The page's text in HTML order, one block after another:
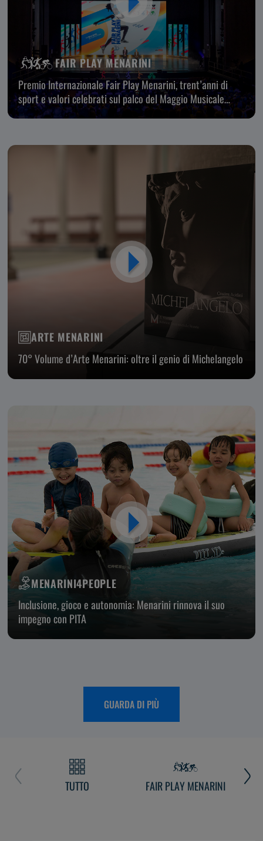
FAIR PLAY MENARINI
Premio Internazionale Fair Play Menarini, trent’anni di
sport e valori celebrati sul palco del Maggio Musicale
Fiorentino
ARTE MENARINI
70° Volume d’Arte Menarini: oltre il genio di Michelangelo
MENARINI4PEOPLE
Inclusione, gioco e autonomia: Menarini rinnova il suo
impegno con PITA
GUARDA DI PIÙ
TUTTO FAIR PLAY MENARINI